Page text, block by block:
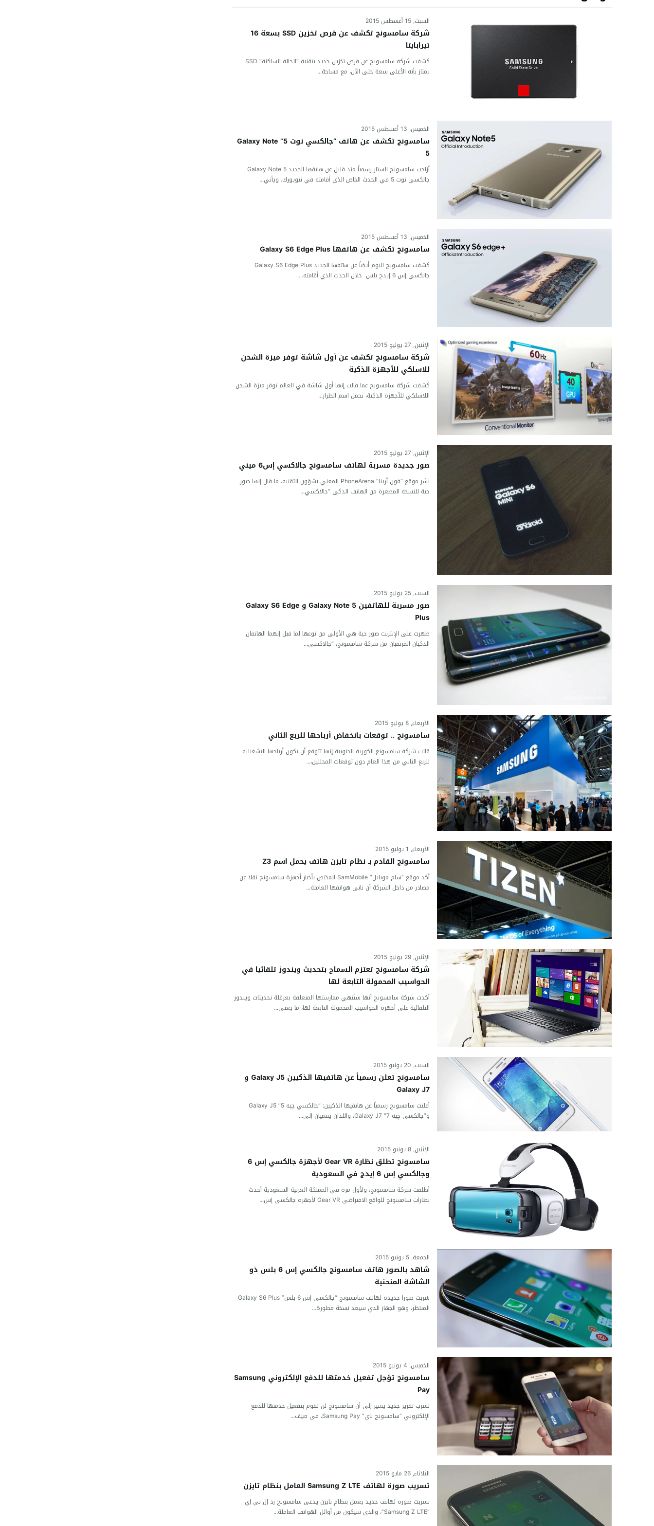
السبت, 15 أغسطس 2015
شركة سامسونج تكشف عن قرص تخزين SSD بسعة 16
تيرابايتا
كشفت شركة سامسونج عن قرص تخزين جديد بتقنية “الحالة الساكنة” SSD
يمتاز بأنه الأعلى سعة حتى الآن، مع مساحة...
الخميس, 13 أغسطس 2015
سامسونج تكشف عن هاتف “جالكسي نوت 5” Galaxy Note
5
أزاحت سامسونج الستار رسمياً منذ قليل عن هاتفها الجديد Galaxy Note 5
جالكسي نوت 5 في الحدث الخاص الذي أقامته في نيويورك. ويأتي...
الخميس, 13 أغسطس 2015
سامسونج تكشف عن هاتفها Galaxy S6 Edge Plus
كشفت سامسونج اليوم أيضاً عن هاتفها الجديد Galaxy S6 Edge Plus
جالكسي إس 6 إيدج بلس خلال الحدث الذي أقامته...
الإثنين, 27 يوليو 2015
شركة سامسونج تكشف عن أول شاشة توفر ميزة الشحن
للاسلكي للأجهزة الذكية
كشفت شركة سامسونج عما قالت إنها أول شاشة في العالم توفر ميزة الشحن
اللاسلكي للأجهزة الذكية، تحمل اسم الطراز...
الإثنين, 27 يوليو 2015
صور جديدة مسربة لهاتف سامسونج جالاكسي إس6 ميني
نشر موقع “فون أرينا” PhoneArena المعني بشؤون التقنية، ما قال إنها صور
حية للنسخة المصغرة من الهاتف الذكي “جالاكسي...
السبت, 25 يوليو 2015
صور مسربة للهاتفين Galaxy Note 5 و Galaxy S6 Edge
Plus
ظهرت على الإنترنت صور حية هي الأولى من نوعها لما قيل إنهما الهاتفان
الذكيان المرتقبان من شركة سامسونج، “جالاكسي...
الأربعاء, 8 يوليو 2015
سامسونج .. توقعات بانخفاض أرباحها للربع الثاني
قالت شركة سامسونغ الكورية الجنوبية إنها تتوقع أن تكون أرباحها التشغيلية
للربع الثاني من هذا العام دون توقعات المحللين،...
الأربعاء, 1 يوليو 2015
سامسونج القادم بـ نظام تايزن هاتف يحمل اسم Z3
أكد موقع “سام موبايل” SamMobile المختص بأخبار أجهزة سامسونج نقلا عن
مصادر من داخل الشركة أن ثاني هواتفها العاملة...
الإثنين, 29 يونيو 2015
شركة سامسونج تعتزم السماح بتحديث ويندوز تلقائيا في
الحواسيب المحمولة التابعة لها
أكدت شركة سامسونج أنها ستُنهي ممارستها المتعلقة بعرقلة تحديثات ويندوز
التلقائية على أجهزة الحواسيب المحمولة التابعة لها، ما يعني...
السبت, 20 يونيو 2015
سامسونج تعلن رسمياً عن هاتفيها الذكيين Galaxy J5 و
Galaxy J7
أعلنت سامسونج رسمياً عن هاتفيها الذكيين: “جالكسي چيه 5″ Galaxy J5
و”جالكسي چيه 7″ Galaxy J7، واللذان ينتميان إلى...
الإثنين, 8 يونيو 2015
سامسونج تطلق نظارة Gear VR لأجهزة جالكسي إس 6
وجالكسي إس 6 إيدج في السعودية
أطلقت شركة سامسونج، ولأول مرة في المملكة العربية السعودية أحدث
نظارات سامسونج للواقع الافتراضي Gear VR لأجهزة جالكسي إس...
الجمعة, 5 يونيو 2015
شاهد بالصور هاتف سامسونج جالكسي إس 6 بلس ذو
الشاشة المنحنية
سُربت صورا جديدة لهاتف سامسونج “جالكسي إس 6 بلس” Galaxy S6 Plus
المنتظر، وهو الجهاز الذي سيعد نسخة مطورة...
الخميس, 4 يونيو 2015
سامسونج تؤجل تفعيل خدمتها للدفع الإلكتروني Samsung
Pay
تسرب تقرير جديد يشير إلى أن سامسونج لن تقوم بتفعيل خدمتها للدفع
الإلكتروني “سامسونج باي” Samsung Pay، في صيف...
الثلاثاء, 26 مايو 2015
تسريب صورة لهاتف Samsung Z LTE العامل بنظام تايزن
تسربت صورة لهاتف جديد يعمل بنظام تايزن يدعى سامسونج زد إل تي إي
“Samsung Z LTE”، والذي سيكون من أوائل الهواتف العاملة...